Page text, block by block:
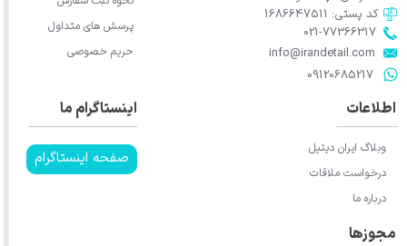
​​​​​​​info@irandetail.com
021-77366317​​​​​​​​​​​​​​​​​​​​​
​​​​​​​09120685217​​​​​​​
کد پستی: 1686647511
اینستاگرام ما
صفحه اینستاگرام
اطلاعات
وبلاگ ایران دیتیل
درخواست ملاقات
درباره ما
پرسش های متداول
حریم خصوصی
مجوزها